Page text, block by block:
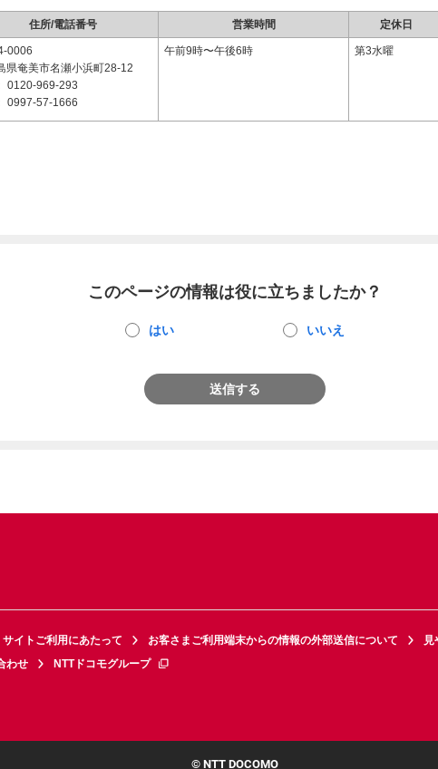
住所/電話番号 営業時間 定休日
0006
県奄美市名瀬小浜町28-12
0120-969-293
0997-57-1666
午前9時〜午後6時 第3水曜
このページの情報は役に立ちましたか？
はい いいえ
送信する
サイトご利用にあたって お客さまご利用端末からの情報の外部送信について
見
わせ NTTドコモグループ
© NTT DOCOMO